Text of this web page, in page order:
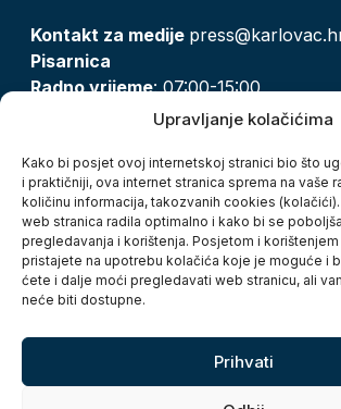
Upravljanje kolačićima
Kako bi posjet ovoj internetskoj stranici bio što
i praktičniji, ova internet stranica sprema na vaše
količinu informacija, takozvanih cookies
web stranica radila optimalno i kako bi se
pregledavanja i korištenja. Posjetom i
pristajete na upotrebu kolačića koje je moguće i
ćete i dalje moći pregledavati web stranicu, ali
neće biti dostupne.
Prihvati
Kontakt za medije
Pisarnica
Radno vrijeme: 07:00-15:00
pisarnica@karlovac.hr
Zaštita osobnih podataka
Pristup informacijama
Kolačići
Izjava o pristupačnosti
Turistička zajednica grada Karlovca